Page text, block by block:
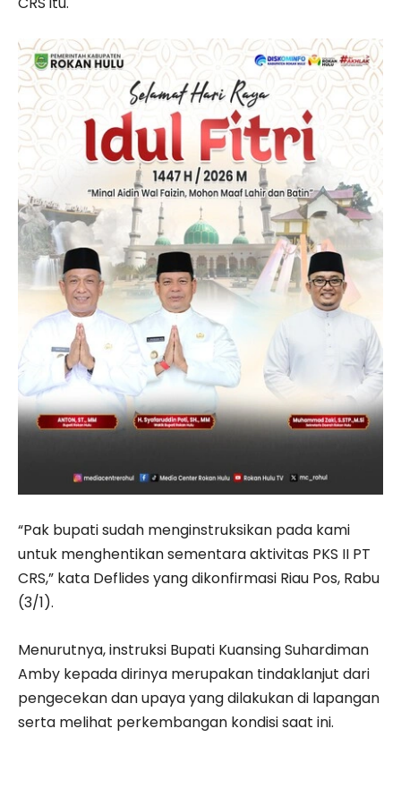
“Pak bupati sudah meng­instruksikan pada kami
untuk menghentikan sementara aktivitas PKS II PT
CRS,” kata Deflides yang dikonfirmasi Riau Pos, Rabu
(3/1).
Menurutnya, instruksi Bupati Kuansing Suhardiman
Amby kepada dirinya merupakan tindaklanjut dari
pengecekan dan upaya yang dilakukan di lapangan
serta melihat perkembangan kondisi saat ini.